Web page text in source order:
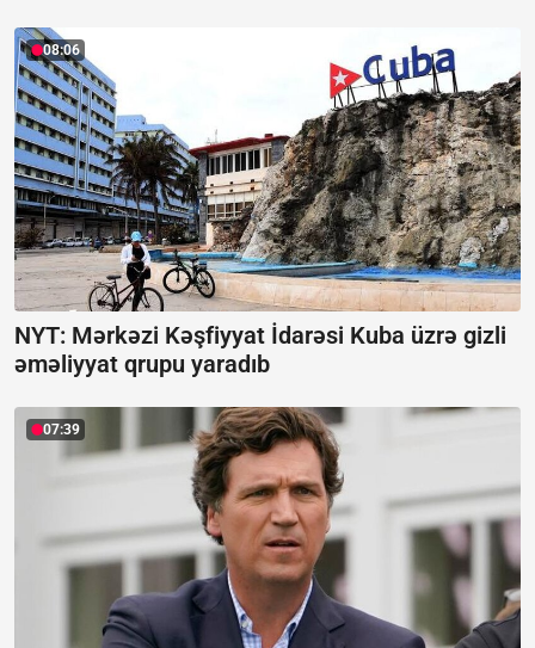
08:06
NYT: Mərkəzi Kəşfiyyat İdarəsi Kuba üzrə gizli
əməliyyat qrupu yaradıb
07:39